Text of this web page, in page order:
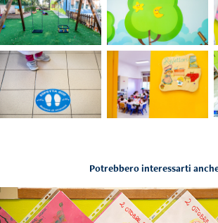
Potrebbero interessarti